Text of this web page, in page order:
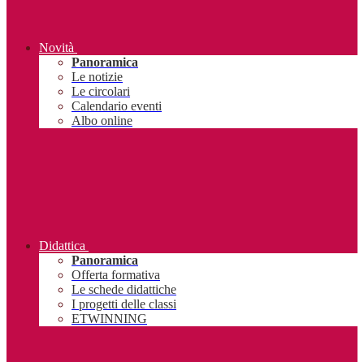
Novità
Panoramica
Le notizie
Le circolari
Calendario eventi
Albo online
Didattica
Panoramica
Offerta formativa
Le schede didattiche
I progetti delle classi
ETWINNING